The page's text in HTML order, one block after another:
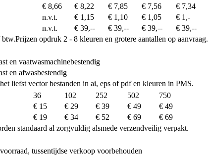
€ 8,66 € 8,22 € 7,85 € 7,56
€ 7,34
n.v.t. € 1,15 € 1,10 € 1,05
€ 1,-
n.v.t. € 39,-- € 39,-- € 39,--
€ 39,--
btw.Prijzen opdruk 2 - 8 kleuren en grotere aantallen op aanvraag.
en vaatwasmachinebestendig
en afwasbestendig
liefst vector bestanden in ai, eps of pdf en kleuren in PMS.
36 102 252 502
750
€ 15 € 29 € 39 € 49
€ 49
€ 19 € 34 € 52 € 69
€ 69
standaard al zorgvuldig alsmede verzendveilig verpakt.
tussentijdse verkoop voorbehouden